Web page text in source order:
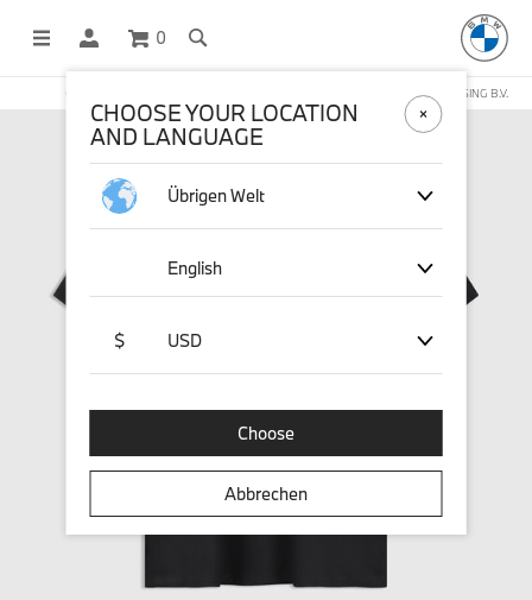
0
OFFICIAL BMW LIFESTYLE SHOP OPERATED BY STICHD SPORTMERCHANDISING B.V.
CHOOSE YOUR LOCATION
AND LANGUAGE
Übrigen Welt
English
$ USD
Choose
Abbrechen